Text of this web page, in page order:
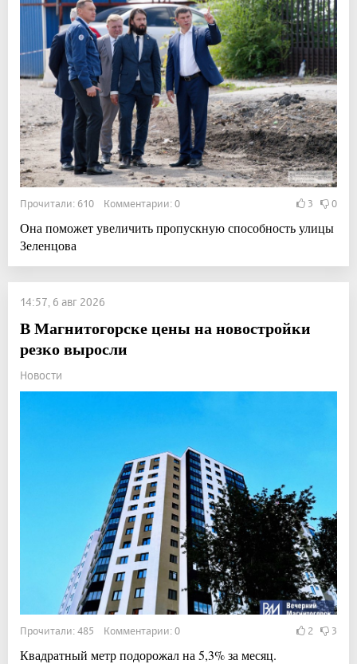
Прочитали: 610 Комментарии: 0 3 0
Она поможет увеличить пропускную способность улицы
Зеленцова
14:57, 6 авг 2026
В Магнитогорске цены на новостройки
резко выросли
Новости
Прочитали: 485 Комментарии: 0 2 3
Квадратный метр подорожал на 5,3% за месяц.